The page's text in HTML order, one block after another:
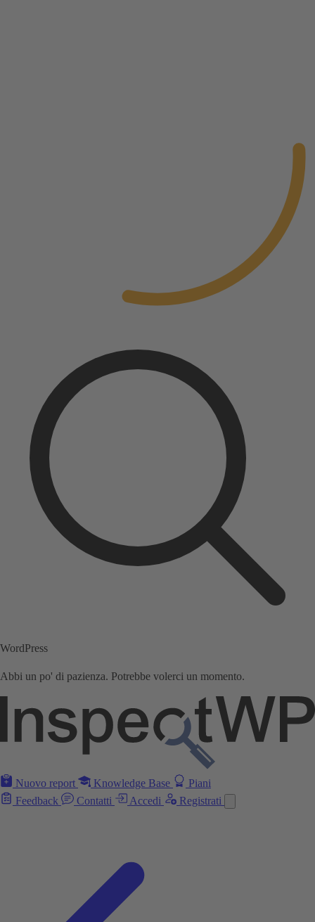
WordPress
Abbi un po' di pazienza. Potrebbe volerci un momento.
Nuovo report Knowledge Base
Piani
Feedback
Contatti Accedi Registrati